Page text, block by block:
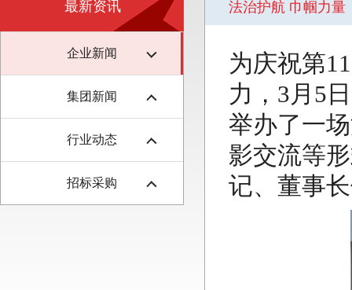
最新资讯
企业新闻
集团新闻
行业动态
招标采购
法治护航 巾帼力量
为庆祝第
力，3月5
举办了一
影交流等
记、董事